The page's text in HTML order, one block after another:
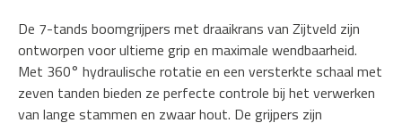
De 7-tands boomgrijpers met draaikrans van Zijtveld zijn
ontworpen voor ultieme grip en maximale wendbaarheid.
Met 360° hydraulische rotatie en een versterkte schaal met
zeven tanden bieden ze perfecte controle bij het verwerken
van lange stammen en zwaar hout. De grijpers zijn